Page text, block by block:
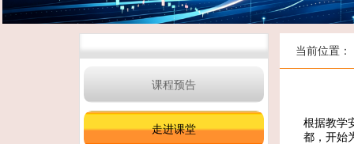
课程预告
走进课堂
当前位置：
根据教学
都，开始